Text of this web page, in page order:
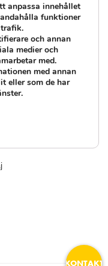
KONTAKT
anpassa innehållet
funktioner
och annan
medier och
med.
med annan
eller som de har